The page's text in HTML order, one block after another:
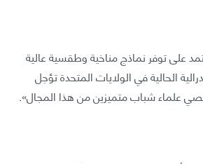
على توفر نماذج مناخية وطقسية عالية
الحالية في الولايات المتحدة تؤجل
علماء شباب متميزين من هذا المجال».